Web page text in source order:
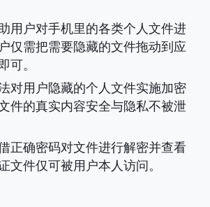
用户对手机里的各类个人文件进
仅需把需要隐藏的文件拖动到应
可。
对用户隐藏的个人文件实施加密
件的真实内容安全与隐私不被泄
正确密码对文件进行解密并查看
文件仅可被用户本人访问。